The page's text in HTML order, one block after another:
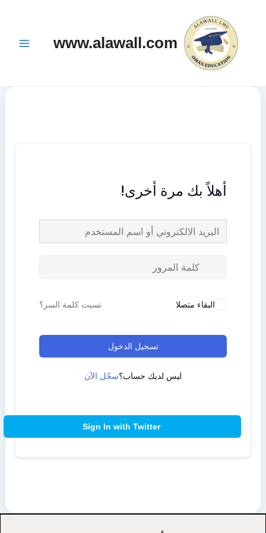
المحتوى
www.alawall.com
أهلاً بك مرة أخرى!
البقاء متصلا نسيت كلمة السر؟
تسجيل الدخول
ليس لديك حساب؟سجّل الآن
Sign In with Twitter